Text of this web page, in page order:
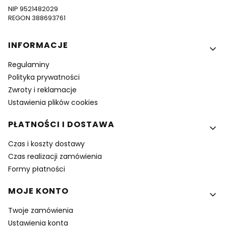
NIP 9521482029
REGON 388693761
Linki w stopce
INFORMACJE
Regulaminy
Polityka prywatności
Zwroty i reklamacje
Ustawienia plików cookies
PŁATNOŚCI I DOSTAWA
Czas i koszty dostawy
Czas realizacji zamówienia
Formy płatności
MOJE KONTO
Twoje zamówienia
Ustawienia konta